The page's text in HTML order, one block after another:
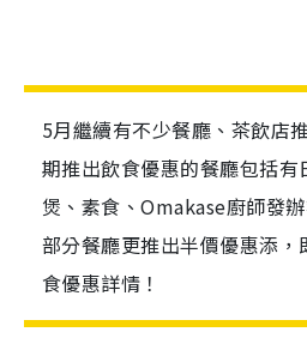
5月繼續有不少餐廳、茶飲店
期推出飲食優惠的餐廳包括
煲、素食、Omakase廚師發
部分餐廳更推出半價優惠添
食優惠詳情！